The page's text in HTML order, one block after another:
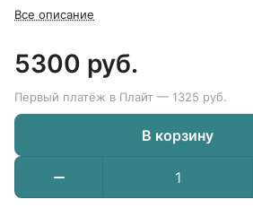
Все описание
5300 руб.
Первый платёж в Плайт — 1325 руб.
В корзину